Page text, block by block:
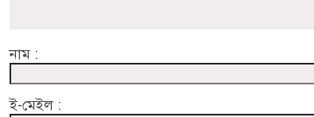
নাম :
ই-মেইল :